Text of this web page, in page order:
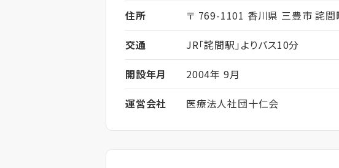
住所
〒 769-1101 香川県 三豊市 詫
交通
JR「詫間駅」よりバス10分
開設年月
2004年 9月
運営会社
医療法人社団十仁会